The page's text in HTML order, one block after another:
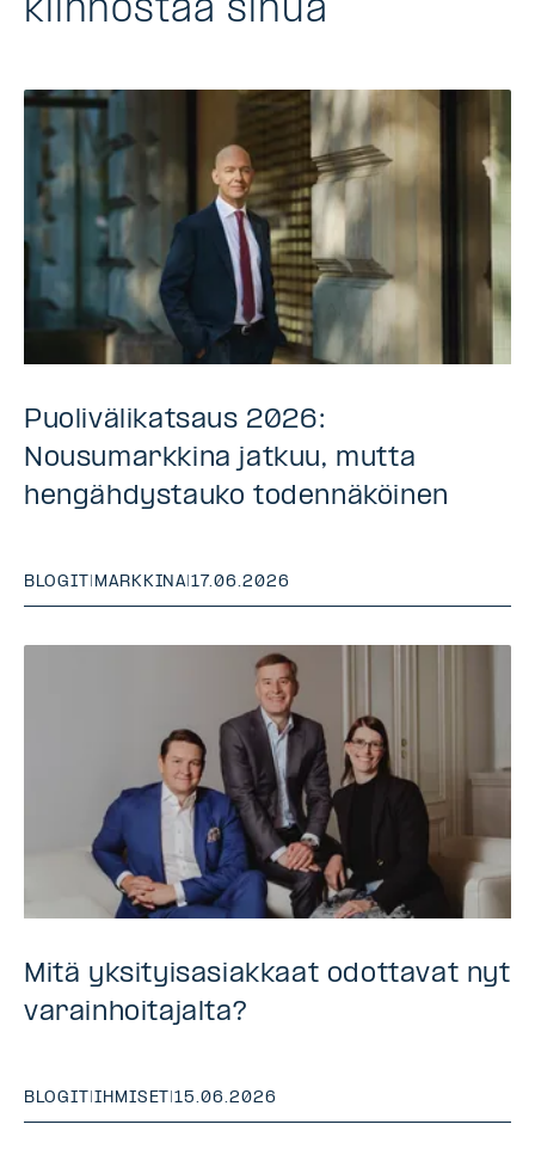
kiinnostaa sinua
Puolivälikatsaus 2026:
Nousumarkkina jatkuu, mutta
hengähdystauko todennäköinen
BLOGIT MARKKINA |17.06.2026
Mitä yksityisasiakkaat odottavat nyt
varainhoitajalta?
BLOGIT |IHMISET |15.06.2026